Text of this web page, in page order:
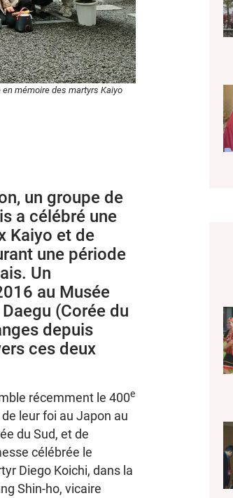
mémoire des martyrs Kaiyo
un groupe de
a célébré une
Kaiyo et de
une période
Un
au Musée
(Corée du
depuis
ces deux
récemment le 400e
leur foi au Japon au
du Sud, et de
célébrée le
Diego Koichi, dans la
Shin-ho, vicaire